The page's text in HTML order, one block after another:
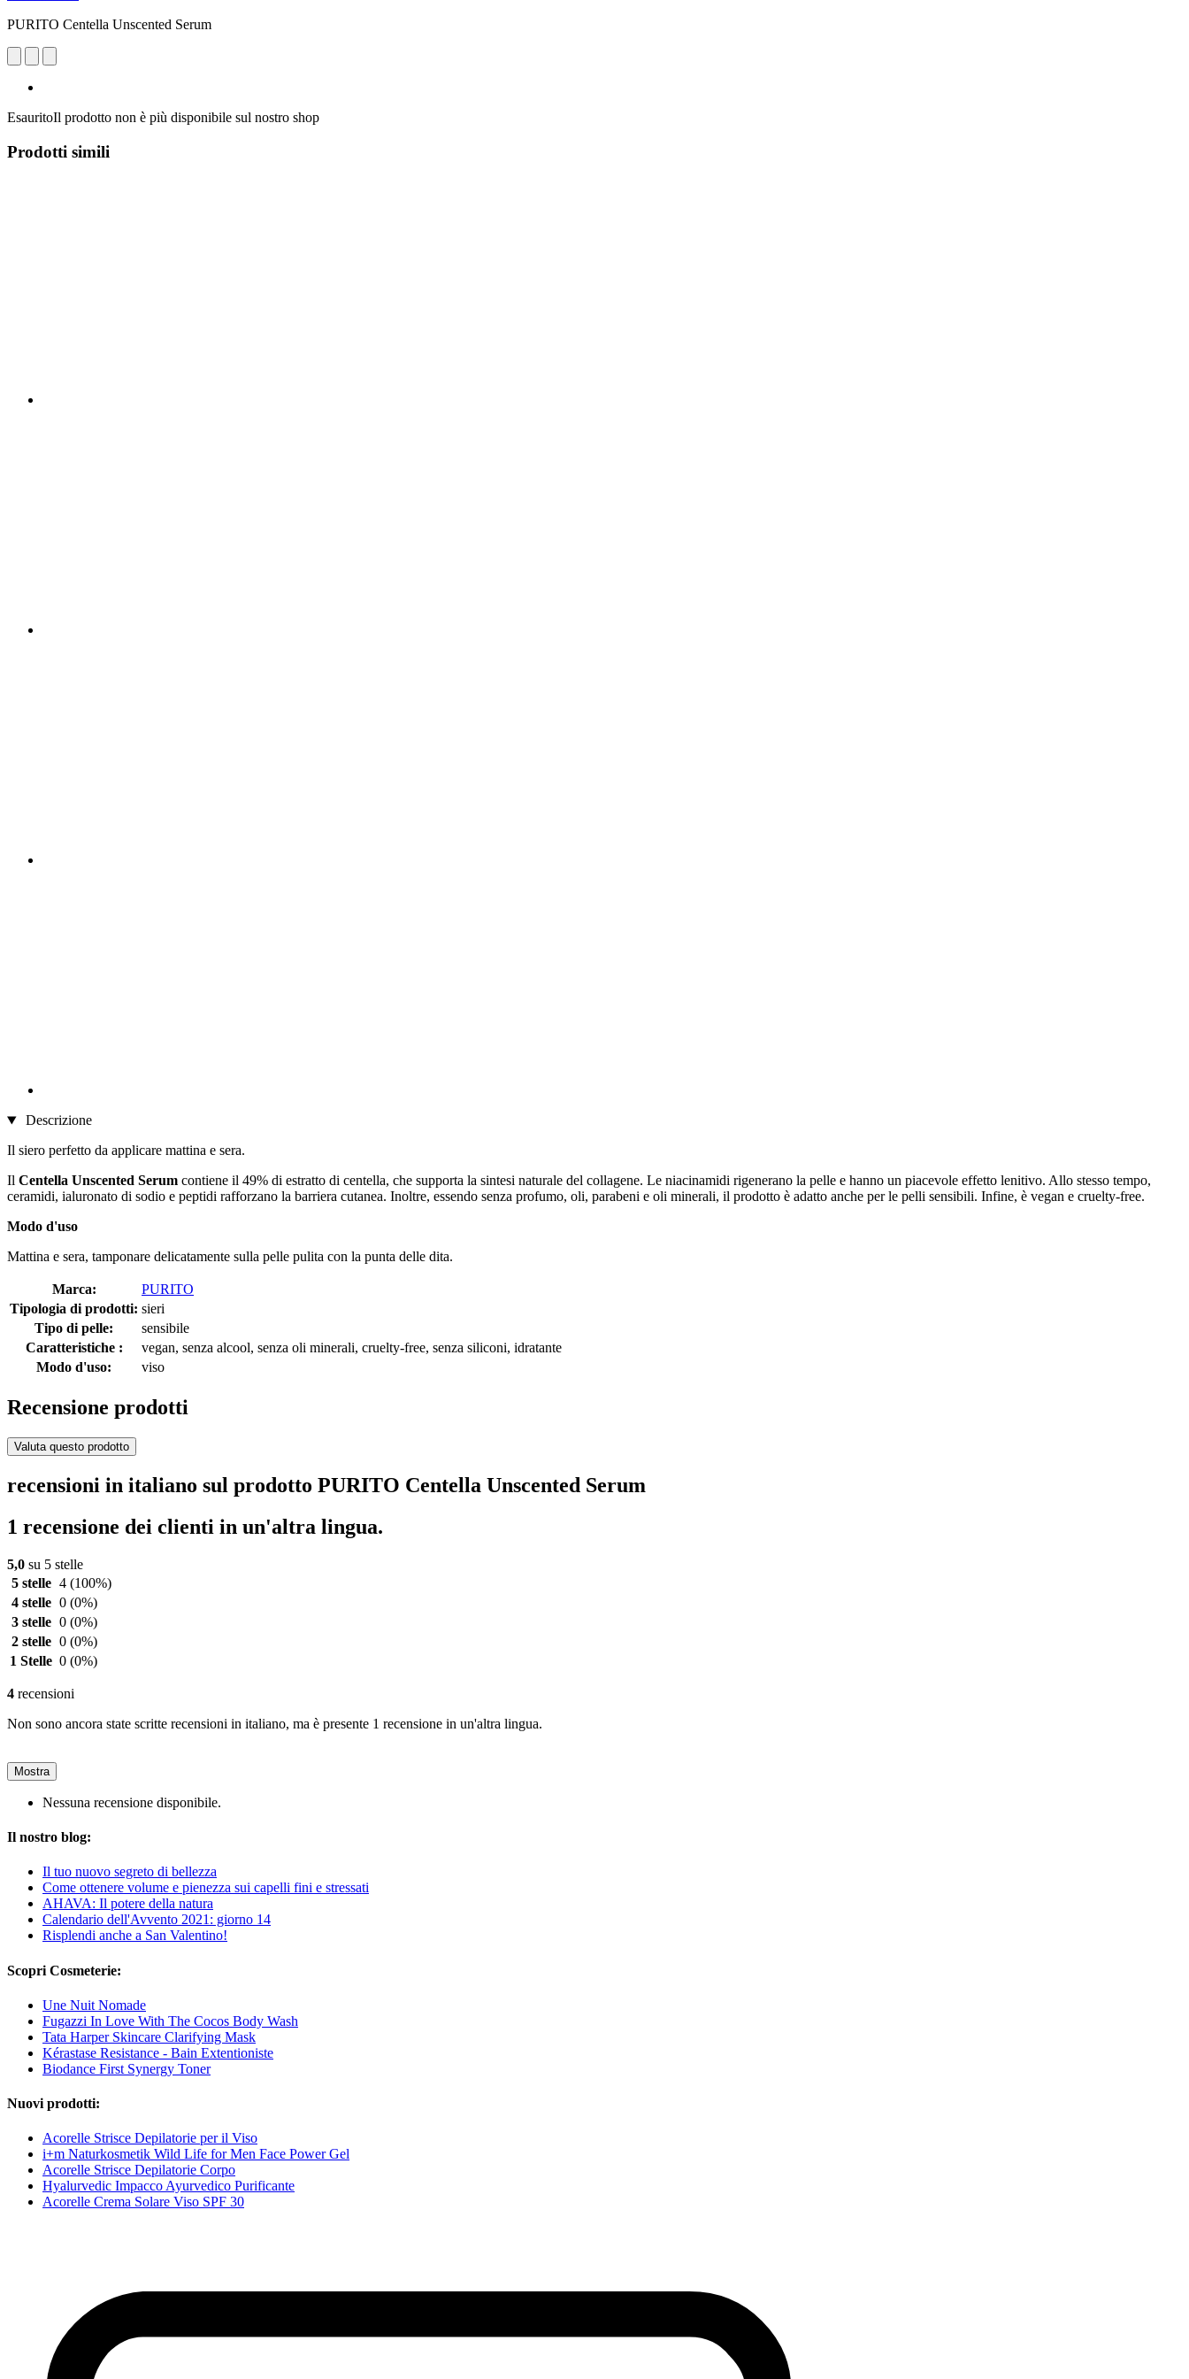
PURITO Centella Unscented Serum
EsauritoIl prodotto non è più disponibile sul nostro shop
Prodotti simili
Descrizione
Il siero perfetto da applicare mattina e sera.
Il Centella Unscented Serum contiene il 49% di estratto di centella, che supporta la sintesi naturale del collagene. Le niacinamidi rigenerano la pelle e hanno un piacevole effetto lenitivo. Allo stesso tempo,
ceramidi, ialuronato di sodio e peptidi rafforzano la barriera cutanea. Inoltre, essendo senza profumo, oli, parabeni e oli minerali, il prodotto è adatto anche per le pelli sensibili. Infine, è vegan e cruelty-free.
Modo d'uso
Mattina e sera, tamponare delicatamente sulla pelle pulita con la punta delle dita.
Marca:
PURITO
Tipologia di prodotti: sieri
Tipo di pelle:
sensibile
Caratteristiche :
vegan, senza alcool, senza oli minerali, cruelty-free, senza siliconi, idratante
Modo d'uso:
viso
Recensione prodotti
Valuta questo prodotto
recensioni in italiano sul prodotto PURITO Centella Unscented Serum
1 recensione dei clienti in un'altra lingua.
5,0 su 5 stelle
5 stelle 4 (100%)
4 stelle 0 (0%)
3 stelle 0 (0%)
2 stelle 0 (0%)
1 Stelle 0 (0%)
4 recensioni
Non sono ancora state scritte recensioni in italiano, ma è presente 1 recensione in un'altra lingua.
Mostra
Nessuna recensione disponibile.
Il nostro blog:
Il tuo nuovo segreto di bellezza
Come ottenere volume e pienezza sui capelli fini e stressati
AHAVA: Il potere della natura
Calendario dell'Avvento 2021: giorno 14
Risplendi anche a San Valentino!
Scopri Cosmeterie:
Une Nuit Nomade
Fugazzi In Love With The Cocos Body Wash
Tata Harper Skincare Clarifying Mask
Kérastase Resistance - Bain Extentioniste
Biodance First Synergy Toner
Nuovi prodotti:
Acorelle Strisce Depilatorie per il Viso
i+m Naturkosmetik Wild Life for Men Face Power Gel
Acorelle Strisce Depilatorie Corpo
Hyalurvedic Impacco Ayurvedico Purificante
Acorelle Crema Solare Viso SPF 30